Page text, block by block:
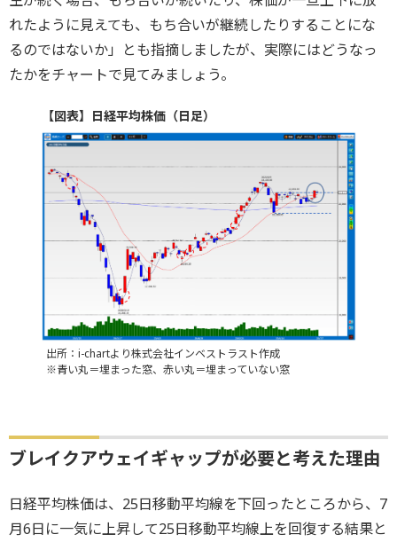
れたように見えても、もち合いが継続したりすることにな
るのではないか」とも指摘しましたが、実際にはどうなっ
たかをチャートで見てみましょう。
【図表】日経平均株価（日足）
出所：i-chartより株式会社インベストラスト作成
※青い丸＝埋まった窓、赤い丸＝埋まっていない窓
ブレイクアウェイギャップが必要と考えた理由
日経平均株価は、25日移動平均線を下回ったところから、7
月6日に一気に上昇して25日移動平均線上を回復する結果と